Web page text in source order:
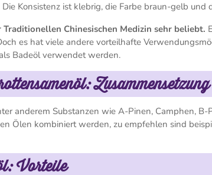
Konsistenz ist klebrig, die Farbe braun-gelb
Chinesischen Medizin sehr beliebt.
es hat viele andere vorteilhafte
Badeöl verwendet werden.
Zusammensetzung
anderem Substanzen wie A-Pinen, Camphen, B-
Ölen kombiniert werden, zu empfehlen sind
Vorteile